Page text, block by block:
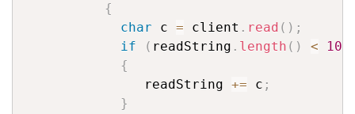
{
char c = client . read ( ) ;
if
( readString . length ( ) < 100
{
               readString
+= c ;
}